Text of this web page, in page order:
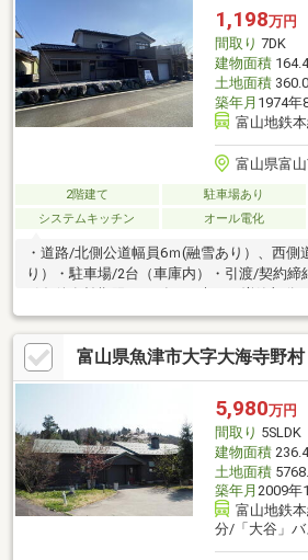
（カーポート内2台）・引渡/売買契約締結
効期限/2026年12月末日・第一種高度地区（
1,198万円
間取り 7DK
建物面積
土地面積
築年月 1974年
富山地鉄
富山県富
2階建て 駐車場あり
システムキッチン
オール電化
・道路/北側公道幅員6ｍ(融雪あり）、西側
り）・駐車場/2台（車庫内）・引渡/契約締
引条件有効期限/2026年9月末日・増築部分
記を実施 ※買主にてエコキュート設置要
分を解体し、駐車場を増設します。・温水
レ ・追炊き機能付き浴室・シャワー付き
具・電動シャッター付きガレージ ・シュ
（南側） ・IHクッキングヒーター
富山県魚津市大字大海寺野
5,980万円
間取り 5SLDK
建物面積
土地面積
築年月 2009年
富山地鉄
分/「大谷」